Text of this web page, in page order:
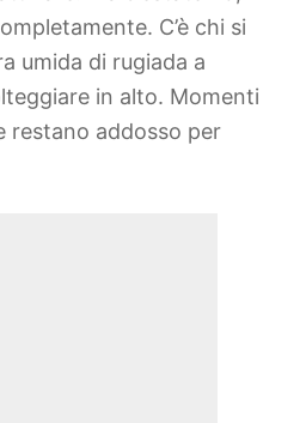
C’è chi si
umida di rugiada a
in alto. Momenti
restano addosso per